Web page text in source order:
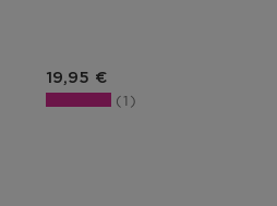
Prix du produit
19,95 €
1